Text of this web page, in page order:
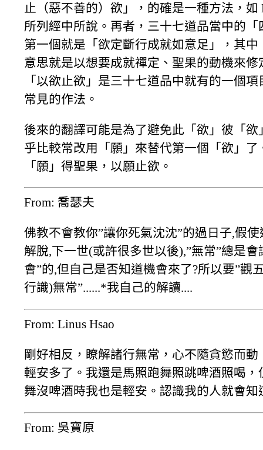
止（惡不善的）欲」，的確是一種方法，如
所列經中所說。再者，三十七道品當中的「
第一個就是「欲定斷行成就如意足」，其中
意思就是以想要成就禪定、聖果的動機來修
「以欲止欲」是三十七道品中就有的一個
常見的作法。
後來的翻譯可能是為了避免此「欲」彼「欲
乎比較常改用「願」來替代第一個「欲」了
「願」得聖果，以願止欲。
From: 喬瑟夫
佛教不會教你”讓你死氣沈沈”的過日子,假
解脫,下一世(或許很多世以後),”無常”總是會
會”的,但自己是否知道機會來了?所以要”觀
行識)無常”......*我自己的解讀....
From: Linus Hsao
剛好相反，瞭解諸行無常，心不隨貪慾而動
輕安多了。我還是馬照跑舞照跳啤酒照喝，
舞沒啤酒時我也是輕安。認識我的人就會知
From: 吳寶原